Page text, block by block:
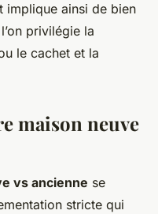
implique ainsi de bien
privilégie la
le cachet et la
maison neuve
vs ancienne se
stricte qui